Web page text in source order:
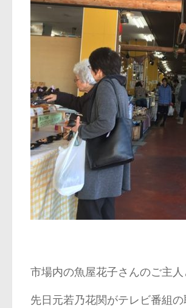
市場内の魚屋花子さんのご主
先日元若乃花関がテレビ番組